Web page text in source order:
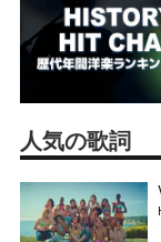
人気の歌詞